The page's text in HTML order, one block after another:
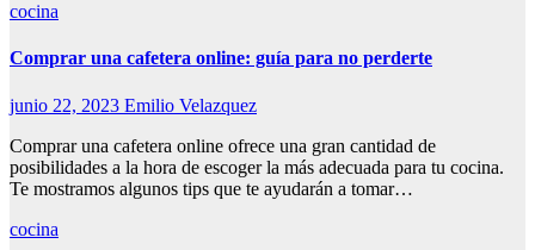
cocina
Comprar una cafetera online: guía para no perderte
junio 22, 2023 Emilio Velazquez
Comprar una cafetera online ofrece una gran cantidad de
posibilidades a la hora de escoger la más adecuada para tu cocina.
Te mostramos algunos tips que te ayudarán a tomar…
cocina